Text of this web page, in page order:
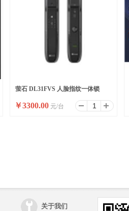
萤石 DL31FVS 人脸指纹一体锁
￥3300.00 元/台
关于我们